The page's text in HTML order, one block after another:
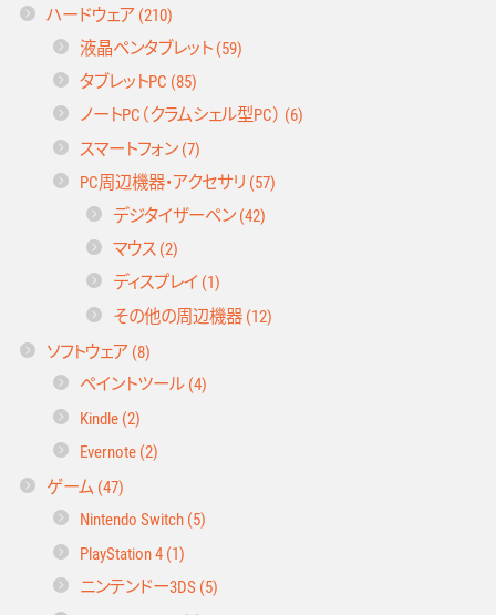
ハードウェア (210)
液晶ペンタブレット (59)
タブレットPC (85)
ノートPC（クラムシェル型PC） (6)
スマートフォン (7)
PC周辺機器・アクセサリ (57)
デジタイザーペン (42)
マウス (2)
ディスプレイ (1)
その他の周辺機器 (12)
ソフトウェア (8)
ペイントツール (4)
Kindle (2)
Evernote (2)
ゲーム (47)
Nintendo Switch (5)
PlayStation 4 (1)
ニンテンドー3DS (5)